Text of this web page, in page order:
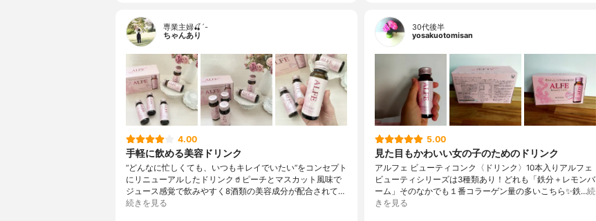
専業主婦🍒´-
ちゃんあり
4.00
手軽に飲める美容ドリンク
“どんなに忙しくても、いつもキレイでいたい”をコンセプト
にリニューアルしたドリンク🥤ピーチとマスカット風味で
ジュース感覚で飲みやすく8酒類の美容成分が配合されて…
続きを見る
30代後半
yosakuotomisan
5.00
見た目もかわいい女の子のためのドリンク
アルフェ ビューティコンク〈ドリンク〉10本入りアルフェ
ビューティシリーズは3種類あり！どれも「鉄分＋レモンバ
ーム」そのなかでも１番コラーゲン量の多いこちら✨鉄…続
きを見る